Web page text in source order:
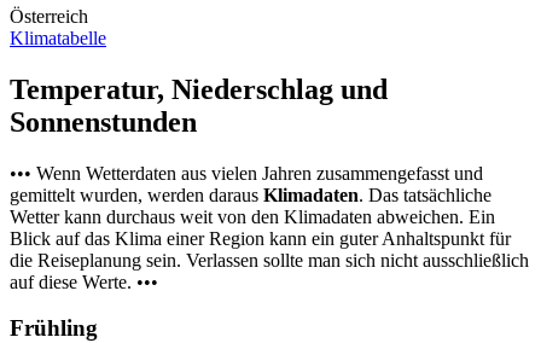
Österreich
Klimatabelle
Temperatur, Niederschlag und
Sonnenstunden
••• Wenn Wetterdaten aus vielen Jahren zusammengefasst und
gemittelt wurden, werden daraus Klimadaten. Das tatsächliche
Wetter kann durchaus weit von den Klimadaten abweichen. Ein
Blick auf das Klima einer Region kann ein guter Anhaltspunkt für
die Reiseplanung sein. Verlassen sollte man sich nicht ausschließlich
auf diese Werte. •••
Frühling